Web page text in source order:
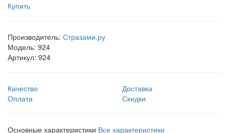
Купить
Производитель: Стразами.ру
Модель: 924
Артикул: 924
Качество
Доставка
Оплата
Скидки
Основные характеристики Все характеристики